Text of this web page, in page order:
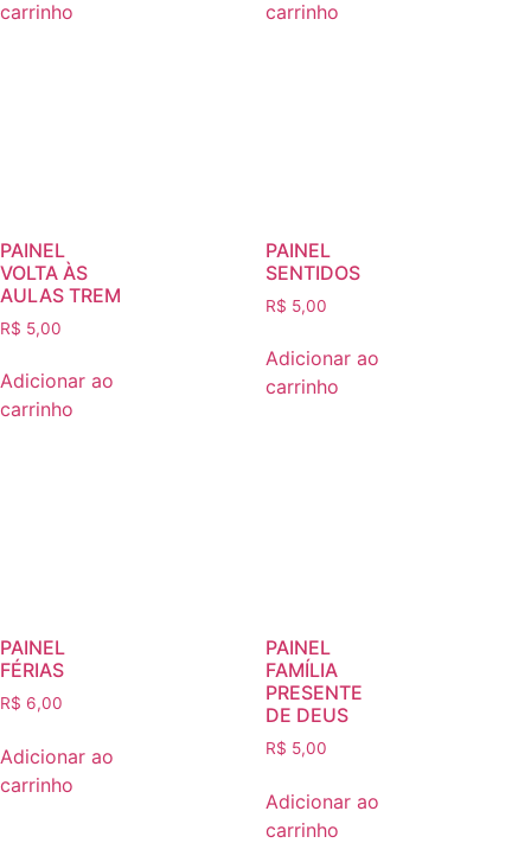
carrinho
carrinho
PAINEL
VOLTA ÀS
AULAS TREM
R$ 5,00
Adicionar ao
carrinho
PAINEL
SENTIDOS
R$ 5,00
Adicionar ao
carrinho
PAINEL
FÉRIAS
R$ 6,00
Adicionar ao
carrinho
PAINEL
FAMÍLIA
PRESENTE
DE DEUS
R$ 5,00
Adicionar ao
carrinho